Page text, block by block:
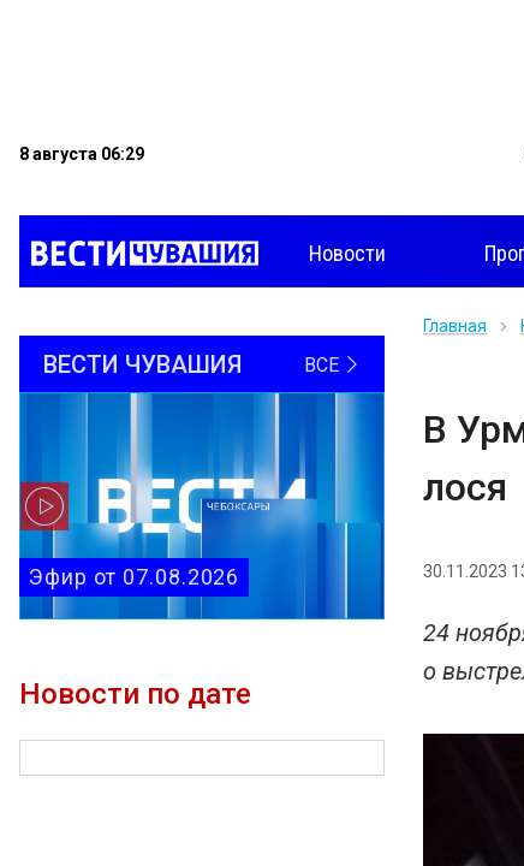
8 августа 06:29
Новости
ВЕСТИ ЧУВАШИЯ ВСЕ
Эфир от 07.08.2026
Новости по дате
Главная
В
лося
30.11.2023
24
о